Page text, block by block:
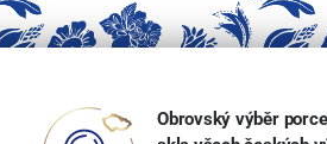
Obrovský výběr